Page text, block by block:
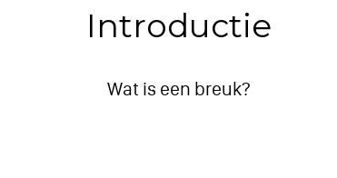
Introductie
Wat is een breuk?